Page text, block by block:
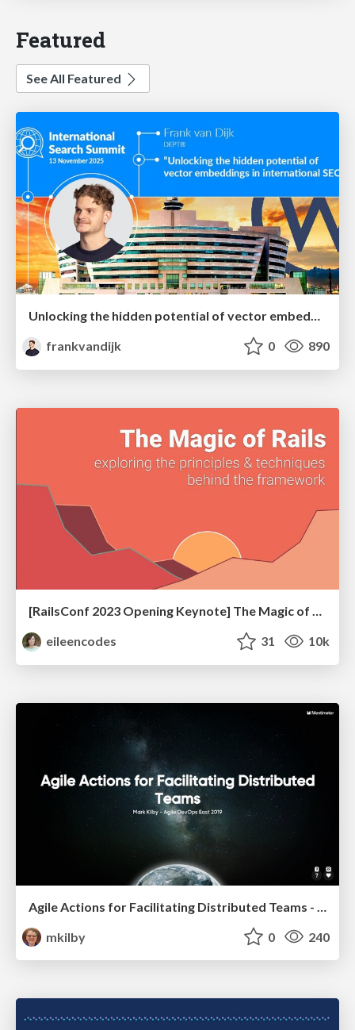
Featured
See All Featured
frankvandijk
0 890
[RailsConf 2023 Opening Keynote] The Magic of Rails
eileencodes
31 10k
mkilby
0 240